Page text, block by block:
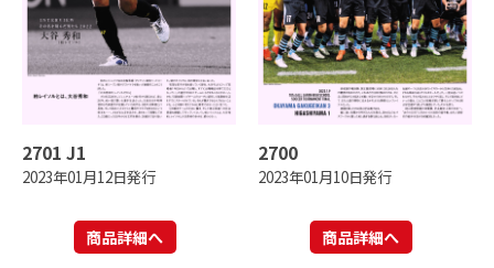
2701 J1
2023年01月12日発行
商品詳細へ
2700
2023年01月10日発行
商品詳細へ